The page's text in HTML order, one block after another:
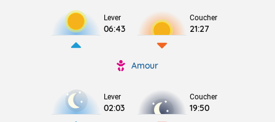
Lever
06:43
Coucher
21:27
Amour
Lever
02:03
Coucher
19:50